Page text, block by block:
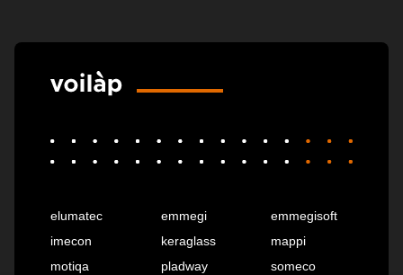
elumatec emmegi
emmegisoft
imecon
keraglass
mappi
motiqa
pladway
someco